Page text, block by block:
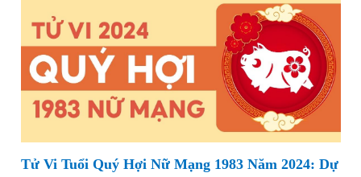
Tử Vi Tuổi Quý Hợi Nữ Mạng 1983 Năm 2024: Dự